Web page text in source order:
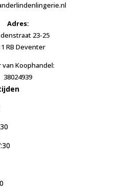
Adres:
23-25
RB Deventer
van Koophandel:
38024939